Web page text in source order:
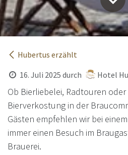
Hubertus erzählt
16. Juli 2025 durch Hotel
Ob Bierliebelei, Radtouren
Bierverkostung in der
Gästen empfehlen wir bei
immer einen Besuch im
Brauerei.